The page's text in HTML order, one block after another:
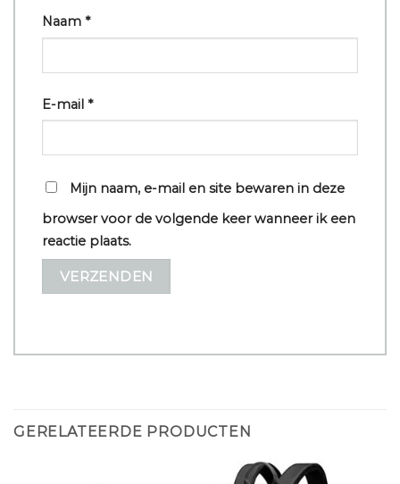
Naam *
E-mail *
Mijn naam, e-mail en site bewaren in deze
browser voor de volgende keer wanneer ik een
reactie plaats.
GERELATEERDE PRODUCTEN